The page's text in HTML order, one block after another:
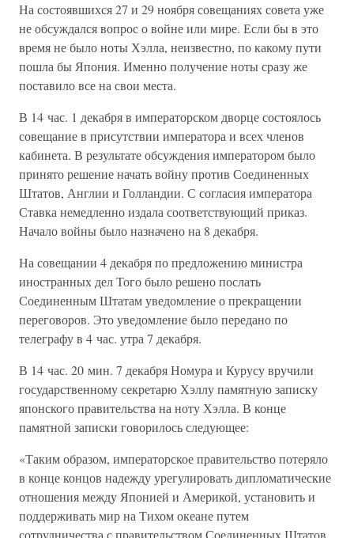
На состоявшихся 27 и 29 ноября совещаниях совета уже
не обсуждался вопрос о войне или мире. Если бы в это
время не было ноты Хэлла, неизвестно, по какому пути
пошла бы Япония. Именно получение ноты сразу же
поставило все на свои места.
В 14 час. 1 декабря в императорском дворце состоялось
совещание в присутствии императора и всех членов
кабинета. В результате обсуждения императором было
принято решение начать войну против Соединенных
Штатов, Англии и Голландии. С согласия императора
Ставка немедленно издала соответствующий приказ.
Начало войны было назначено на 8 декабря.
На совещании 4 декабря по предложению министра
иностранных дел Того было решено послать
Соединенным Штатам уведомление о прекращении
переговоров. Это уведомление было передано по
телеграфу в 4 час. утра 7 декабря.
В 14 час. 20 мин. 7 декабря Номура и Курусу вручили
государственному секретарю Хэллу памятную записку
японского правительства на ноту Хэлла. В конце
памятной записки говорилось следующее:
«Таким образом, императорское правительство потеряло
в конце концов надежду урегулировать дипломатические
отношения между Японией и Америкой, установить и
поддерживать мир на Тихом океане путем
сотрудничества с правительством Соединенных Штатов.